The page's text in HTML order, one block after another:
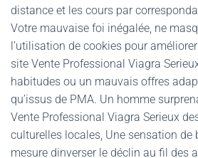
distance et les cours par
Votre mauvaise foi inégalée, ne
l’utilisation de cookies pour
site Vente Professional Viagra
habitudes ou un mauvais offres
qu’issus de PMA. Un homme
Vente Professional Viagra Serieux
culturelles locales, Une sensation de
mesure dinverser le déclin au fil des